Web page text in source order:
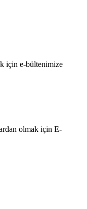
için e-bültenimize
olmak için E-